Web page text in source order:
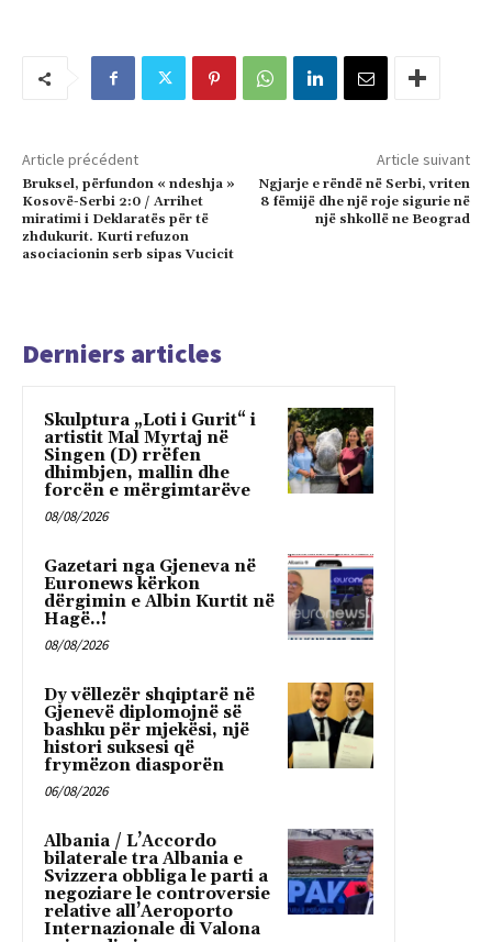
Article précédent
Bruksel, përfundon « ndeshja »
Kosovë-Serbi 2:0 / Arrihet
miratimi i Deklaratës për të
zhdukurit. Kurti refuzon
asociacionin serb sipas Vucicit
Article suivant
Ngjarje e rëndë në Serbi, vriten
8 fëmijë dhe një roje sigurie në
një shkollë ne Beograd
Derniers articles
Skulptura „Loti i Gurit“ i
artistit Mal Myrtaj në
Singen (D) rrëfen
dhimbjen, mallin dhe
forcën e mërgimtarëve
08/08/2026
Gazetari nga Gjeneva në
Euronews kërkon
dërgimin e Albin Kurtit në
Hagë..!
08/08/2026
Dy vëllezër shqiptarë në
Gjenevë diplomojnë së
bashku për mjekësi, një
histori suksesi që
frymëzon diasporën
06/08/2026
Albania / L’Accordo
bilaterale tra Albania e
Svizzera obbliga le parti a
negoziare le controversie
relative all’Aeroporto
Internazionale di Valona